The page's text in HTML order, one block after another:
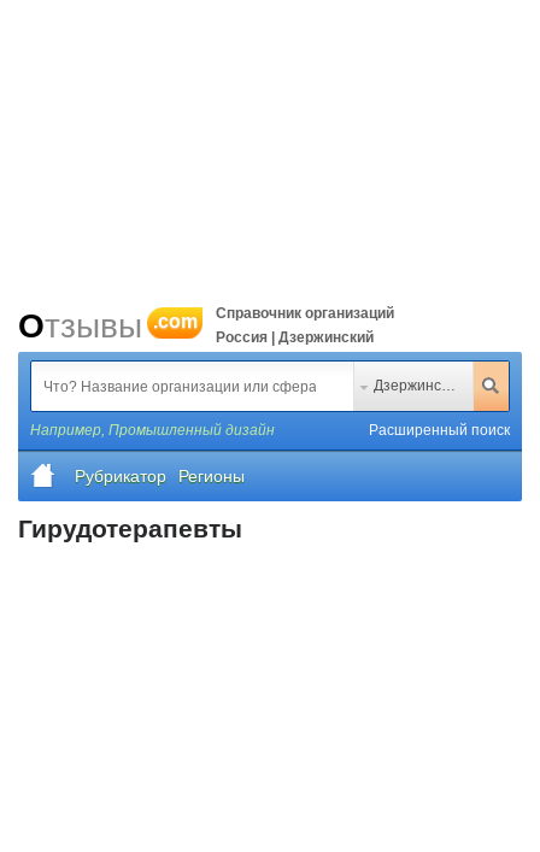
Отзывы .com
Справочник организаций
Россия | Дзержинский
Дзержинский
Например, Промышленный дизайн Расширенный поиск
Рубрикатор Регионы
Гирудотерапевты